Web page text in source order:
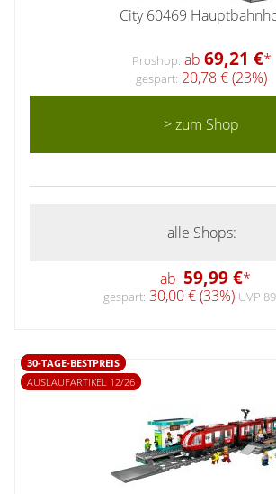
City 60469
Proshop: ab 69,21 €*
gespart: 20,78 € (23%)
> zum Shop
alle Shops:
ab 59,99 €*
gespart: 30,00 € (33%)UVP
30-TAGE-BESTPREIS
AUSLAUFARTIKEL 12/26